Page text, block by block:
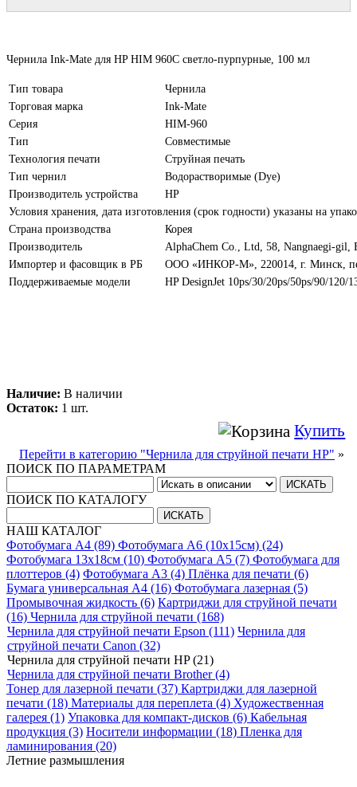
Чернила Ink-Mate для HP HIM 960C светло-пурпурные, 100 мл
Тип товара
Чернила
Торговая марка
Ink-Mate
Серия
HIM-960
Тип
Совместимые
Технология печати
Струйная печать
Тип чернил
Водорастворимые (Dye)
Производитель устройства
HP
Условия хранения, дата изготовления (срок годности) указаны на
Страна производства
Корея
Производитель
AlphaChem Сo., Ltd, 58, Nangnaegi-gil,
Импортер и фасовщик в РБ
ООО «ИНКОР-М», 220014, г. Минск,
Поддерживаемые модели
HP DesignJet 10ps/30/20ps/50ps/90/120/
Наличие: В наличии
Остаток: 1 шт.
Купить
Перейти в категорию "Чернила для струйной печати HP" »
ПОИСК ПО ПАРАМЕТРАМ
ПОИСК ПО КАТАЛОГУ
НАШ КАТАЛОГ
Фотобумага A4 (89) Фотобумага A6 (10х15см) (24)
Фотобумага 13х18см (10) Фотобумага A5 (7) Фотобумага для
плоттеров (4) Фотобумага A3 (4) Плёнка для печати (6)
Бумага универсальная A4 (16) Фотобумага лазерная (5)
Промывочная жидкость (6) Картриджи для струйной печати
(16) Чернила для струйной печати (168)
Чернила для струйной печати Epson (111) Чернила для
струйной печати Canon (32)
Чернила для струйной печати HP (21)
Чернила для струйной печати Brother (4)
Тонер для лазерной печати (37) Картриджи для лазерной
печати (18) Материалы для переплета (4) Художественная
галерея (1) Упаковка для компакт-дисков (6) Кабельная
продукция (3) Носители информации (18) Пленка для
ламинирования (20)
Летние размышления